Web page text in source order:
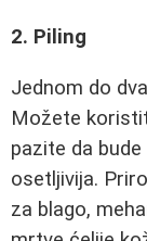
2. Piling
Jednom do
Možete
pazite da
osetljivija.
za blago,